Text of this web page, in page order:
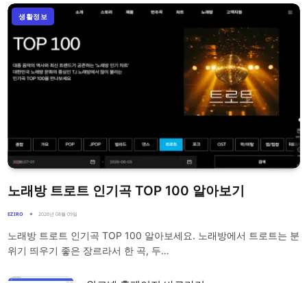
생활정보
노래방 트로트 인기곡 TOP 100 알아보기
EZIRO 2026년 08월 09일
노래방 트로트 인기곡 TOP 100 알아보세요. 노래방에서 트로트는 분
위기 띄우기 좋은 장르라서 한 곡, 두…